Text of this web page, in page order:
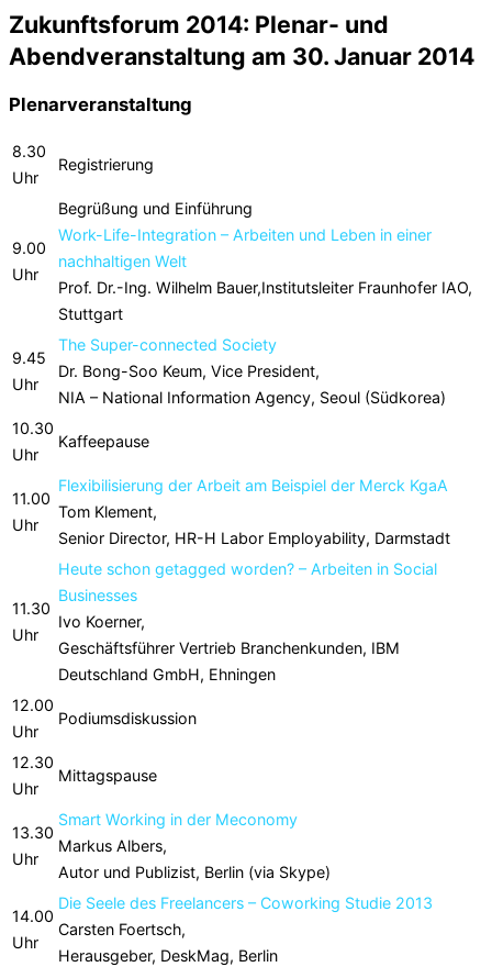
Zukunftsforum 2014: Plenar- und
Abendveranstaltung am 30. Januar 2014
Plenarveranstaltung
8.30
Uhr
Registrierung
9.00
Uhr
Begrüßung und Einführung
Work-Life-Integration – Arbeiten und Leben in einer
nachhaltigen Welt
Prof. Dr.-Ing. Wilhelm Bauer,Institutsleiter Fraunhofer IAO,
Stuttgart
9.45
Uhr
The Super-connected Society
Dr. Bong-Soo Keum, Vice President,
NIA – National Information Agency, Seoul (Südkorea)
10.30
Uhr
Kaffeepause
11.00
Uhr
Flexibilisierung der Arbeit am Beispiel der Merck KgaA
Tom Klement,
Senior Director, HR-H Labor Employability, Darmstadt
11.30
Uhr
Heute schon getagged worden? – Arbeiten in Social
Businesses
Ivo Koerner,
Geschäftsführer Vertrieb Branchenkunden, IBM
Deutschland GmbH, Ehningen
12.00
Uhr
Podiumsdiskussion
12.30
Uhr
Mittagspause
13.30
Uhr
Smart Working in der Meconomy
Markus Albers,
Autor und Publizist, Berlin (via Skype)
14.00
Uhr
Die Seele des Freelancers – Coworking Studie 2013
Carsten Foertsch,
Herausgeber, DeskMag, Berlin